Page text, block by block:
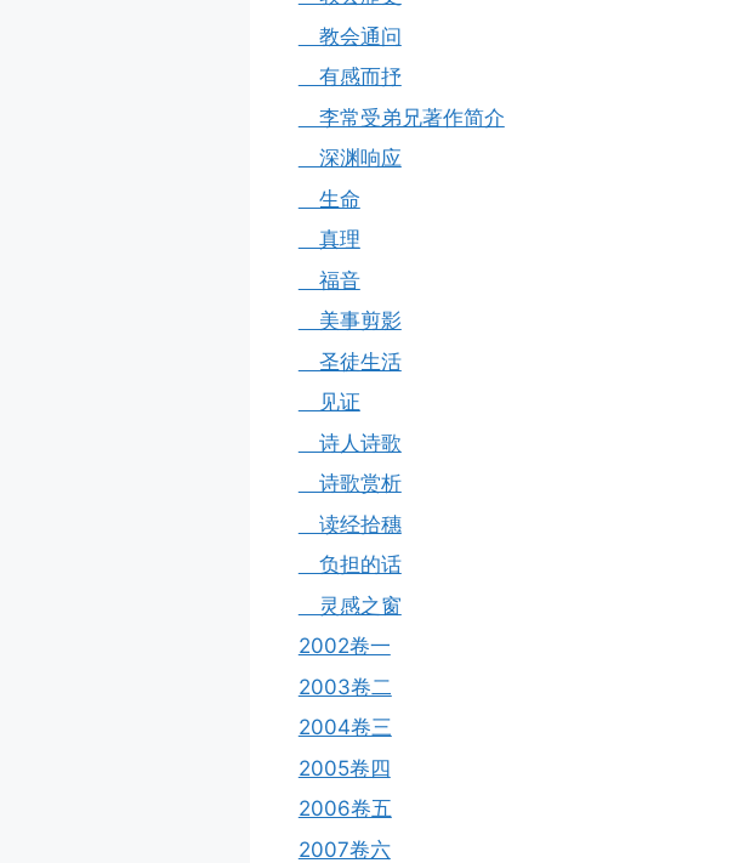
教会通问
有感而抒
李常受弟兄著作简介
深渊响应
生命
真理
福音
美事剪影
圣徒生活
见证
诗人诗歌
诗歌赏析
读经拾穗
负担的话
灵感之窗
2002卷一
2003卷二
2004卷三
2005卷四
2006卷五
2007卷六